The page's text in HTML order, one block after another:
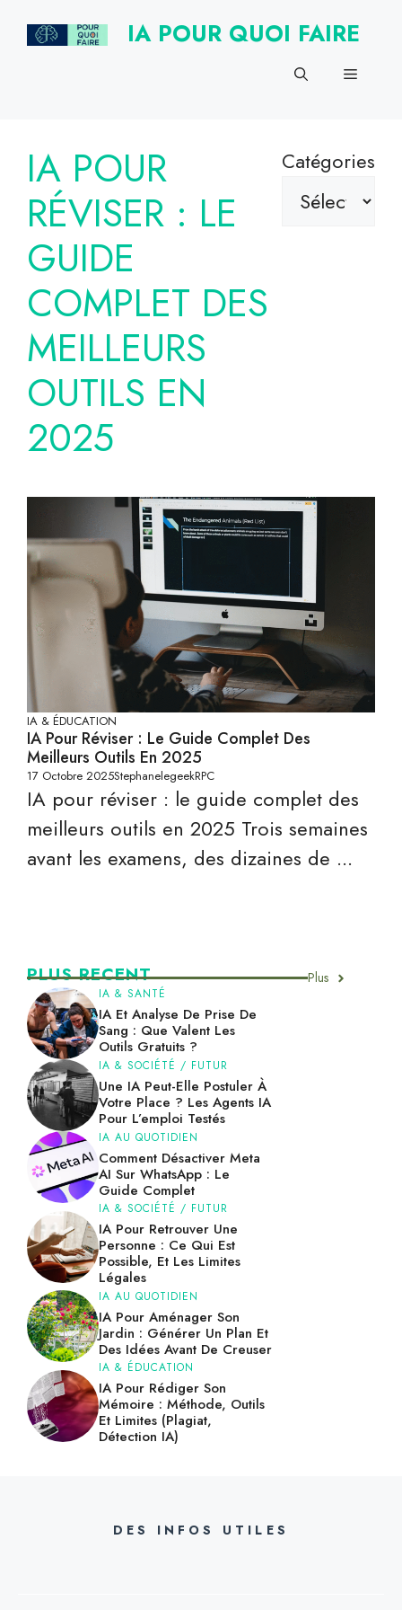
IA POUR QUOI FAIRE
Menu
IA POUR
RÉVISER : LE
GUIDE
COMPLET DES
MEILLEURS
OUTILS EN
2025
Catégories
IA & ÉDUCATION
IA Pour Réviser : Le Guide Complet Des
Meilleurs Outils En 2025
17 Octobre 2025StephanelegeekRPC
IA pour réviser : le guide complet des
meilleurs outils en 2025 Trois semaines
avant les examens, des dizaines de ...
PLUS RECENT Plus
IA & SANTÉ
IA Et Analyse De Prise De
Sang : Que Valent Les
Outils Gratuits ?
IA & SOCIÉTÉ / FUTUR
Une IA Peut-Elle Postuler À
Votre Place ? Les Agents IA
Pour L’emploi Testés
IA AU QUOTIDIEN
Comment Désactiver Meta
AI Sur WhatsApp : Le
Guide Complet
IA & SOCIÉTÉ / FUTUR
IA Pour Retrouver Une
Personne : Ce Qui Est
Possible, Et Les Limites
Légales
IA AU QUOTIDIEN
IA Pour Aménager Son
Jardin : Générer Un Plan Et
Des Idées Avant De Creuser
IA & ÉDUCATION
IA Pour Rédiger Son
Mémoire : Méthode, Outils
Et Limites (plagiat,
Détection IA)
DES INFOS UTILES